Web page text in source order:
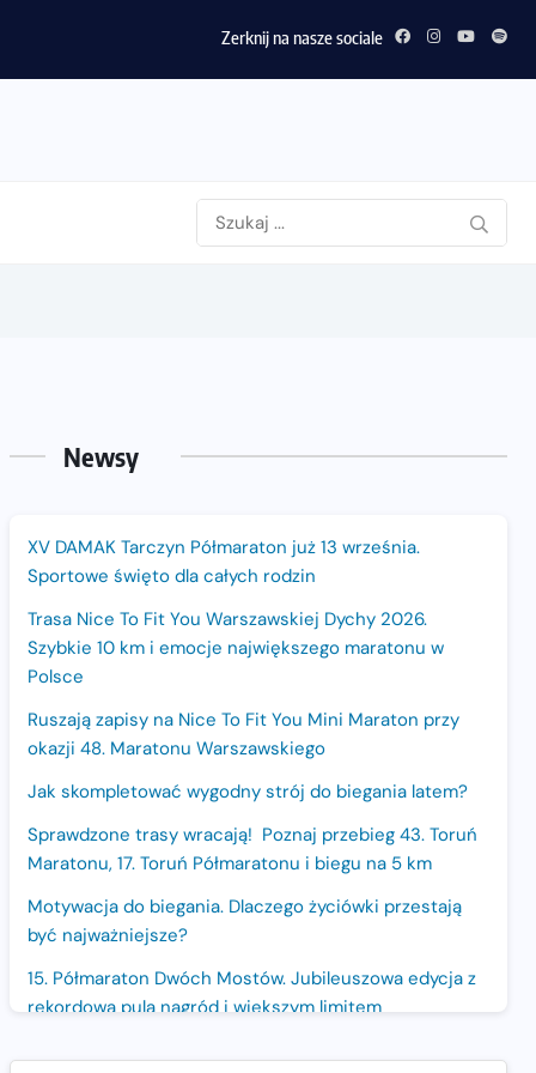
Zerknij na nasze sociale
Newsy
XV DAMAK Tarczyn Półmaraton już 13 września.
Sportowe święto dla całych rodzin
Trasa Nice To Fit You Warszawskiej Dychy 2026.
Szybkie 10 km i emocje największego maratonu w
Polsce
Ruszają zapisy na Nice To Fit You Mini Maraton przy
okazji 48. Maratonu Warszawskiego
Jak skompletować wygodny strój do biegania latem?
Sprawdzone trasy wracają! Poznaj przebieg 43. Toruń
Maratonu, 17. Toruń Półmaratonu i biegu na 5 km
Motywacja do biegania. Dlaczego życiówki przestają
być najważniejsze?
15. Półmaraton Dwóch Mostów. Jubileuszowa edycja z
rekordową pulą nagród i większym limitem